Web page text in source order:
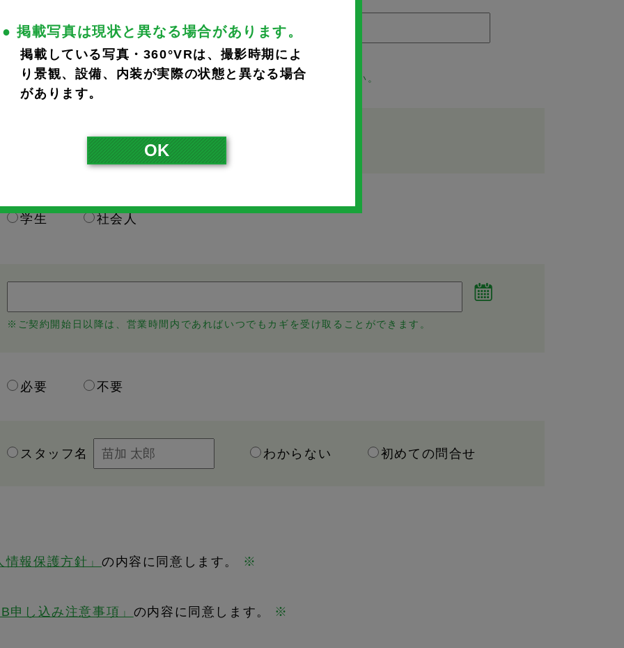
※ご入力いただいたメールアドレスに完了メールが届きます。
※携帯のアドレスの方は、宛先指定受信で@noka.co.jpをご登録ください。
父 母 その他
学生 社会人
※ご契約開始日以降は、営業時間内であればいつでもカギを受け取ることができます。
必要 不要
スタッフ名 わからない 初めての問合せ
情報保護方針」の内容に同意します。 ※
申し込み注意事項」 の内容に同意します。 ※
● 掲載写真は現状と異なる場合があります。
掲載している写真・360°VRは、撮影時期によ
り景観、設備、内装が実際の状態と異なる場合
があります。
OK